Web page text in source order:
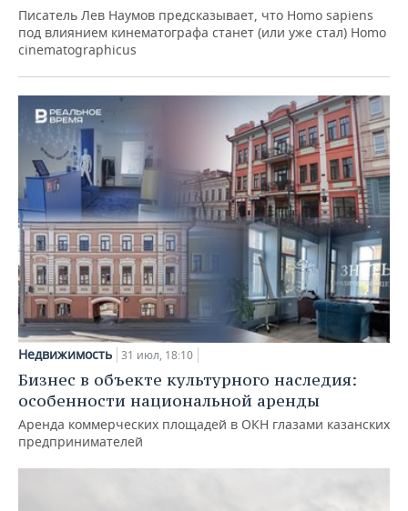
Писатель Лев Наумов предсказывает, что Homo sapiens
под влиянием кинематографа станет (или уже стал) Homo
cinematographicus
Недвижимость 31 июл, 18:10
Бизнес в объекте культурного наследия:
особенности национальной аренды
Аренда коммерческих площадей в ОКН глазами казанских
предпринимателей